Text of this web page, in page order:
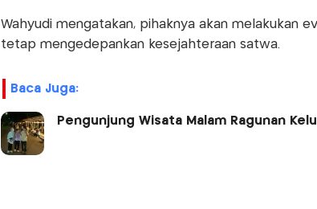
Wahyudi mengatakan, pihaknya akan melakukan
tetap mengedepankan kesejahteraan satwa.
Baca Juga:
Pengunjung Wisata Malam Ragunan